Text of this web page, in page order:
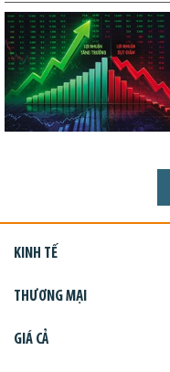
KINH TẾ
THƯƠNG MẠI
GIÁ CẢ